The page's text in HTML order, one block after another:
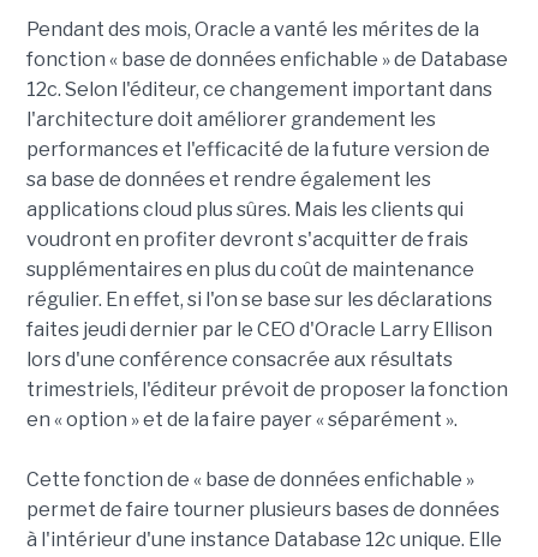
Pendant des mois, Oracle a vanté les mérites de la
fonction « base de données enfichable » de Database
12c. Selon l'éditeur, ce changement important dans
l'architecture doit améliorer grandement les
performances et l'efficacité de la future version de
sa base de données et rendre également les
applications cloud plus sûres. Mais les clients qui
voudront en profiter devront s'acquitter de frais
supplémentaires en plus du coût de maintenance
régulier. En effet, si l'on se base sur les déclarations
faites jeudi dernier par le CEO d'Oracle Larry Ellison
lors d'une conférence consacrée aux résultats
trimestriels, l'éditeur prévoit de proposer la fonction
en « option » et de la faire payer « séparément ».
Cette fonction de « base de données enfichable »
permet de faire tourner plusieurs bases de données
à l'intérieur d'une instance Database 12c unique. Elle